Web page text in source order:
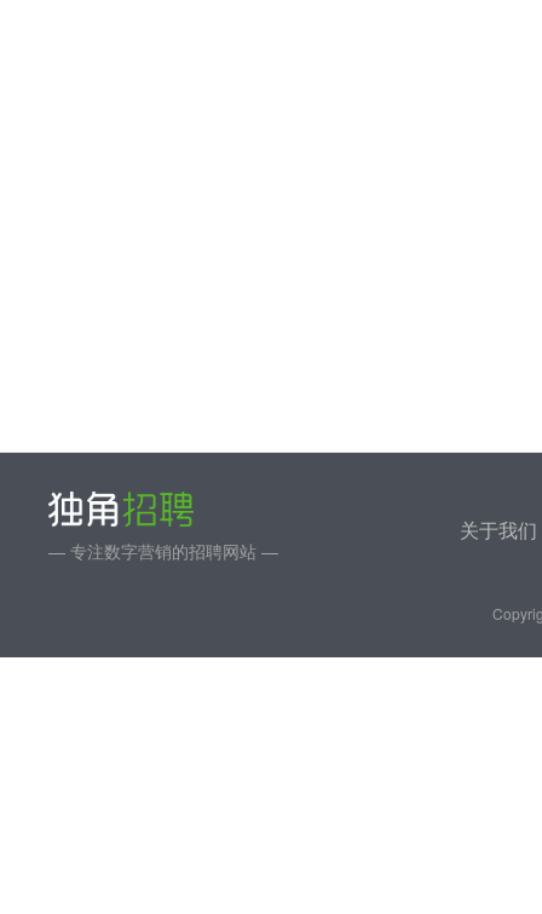
— 专注数字营销的招聘网站 —
关于我们